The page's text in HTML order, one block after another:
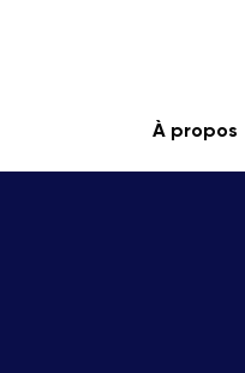
À propos